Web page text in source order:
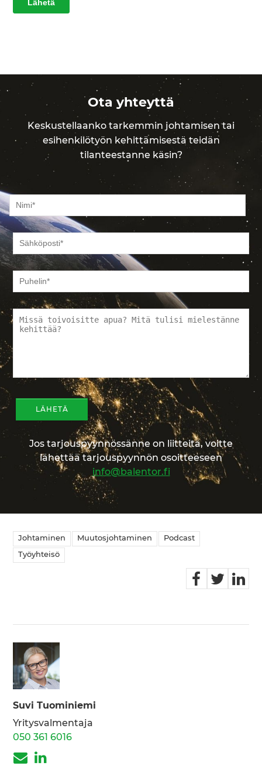
Ota yhteyttä
Keskustellaanko tarkemmin johtamisen tai
esihenkilötyön kehittämisestä teidän
tilanteestanne käsin?
Jos tarjouspyynnössänne on liitteitä, voitte
lähettää tarjouspyynnön osoitteeseen
info@balentor.fi
Johtaminen Muutosjohtaminen Podcast
Työyhteisö
Suvi Tuominiemi
Yritysvalmentaja
050 361 6016